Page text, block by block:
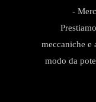
-
meccaniche e
modo da